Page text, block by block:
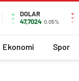
DOLAR
47,7024 0.05%
Ekonomi Spor